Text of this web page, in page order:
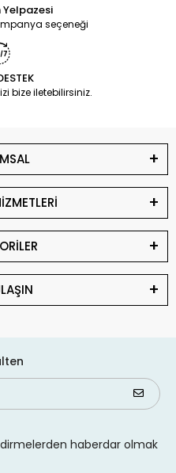
Yelpazesi
seçeneği
bize iletebilirsiniz.
haberdar olmak